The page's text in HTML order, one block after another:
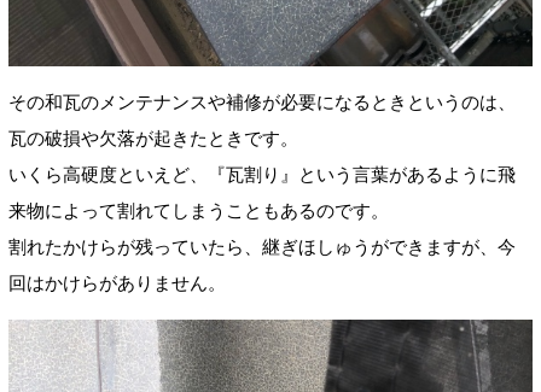
その和瓦のメンテナンスや補修が必要になるときというのは、
瓦の破損や欠落が起きたときです。
いくら高硬度といえど、『瓦割り』という言葉があるように飛
来物によって割れてしまうこともあるのです。
割れたかけらが残っていたら、継ぎほしゅうができますが、今
回はかけらがありません。